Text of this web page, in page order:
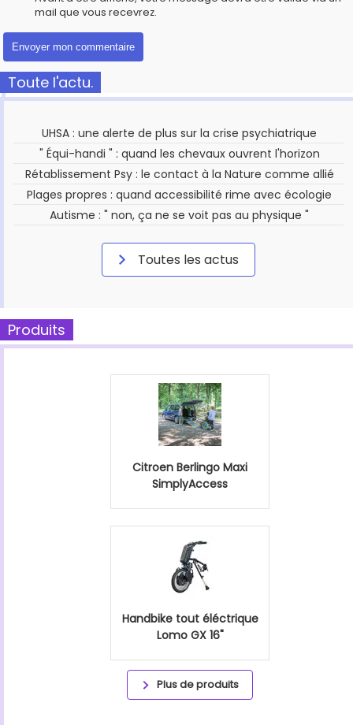
mail que vous recevrez.
Toute l'actu.
UHSA : une alerte de plus sur la crise psychiatrique
" Équi-handi " : quand les chevaux ouvrent l'horizon
Rétablissement Psy : le contact à la Nature comme allié
Plages propres : quand accessibilité rime avec écologie
Autisme : " non, ça ne se voit pas au physique "
Toutes les actus
Produits
Citroen Berlingo Maxi
SimplyAccess
Handbike tout éléctrique
Lomo GX 16"
Plus de produits